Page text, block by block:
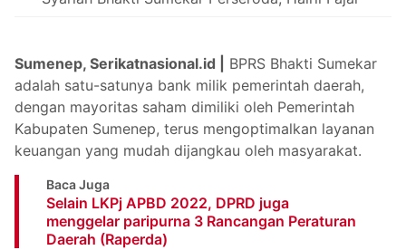
Sumenep, Serikatnasional.id |
BPRS Bhakti Sumekar
adalah satu-satunya bank milik pemerintah daerah,
dengan mayoritas saham dimiliki oleh Pemerintah
Kabupaten Sumenep, terus mengoptimalkan layanan
keuangan yang mudah dijangkau oleh masyarakat.
Baca Juga
Selain LKPj APBD 2022, DPRD juga
menggelar paripurna 3 Rancangan Peraturan
Daerah (Raperda)